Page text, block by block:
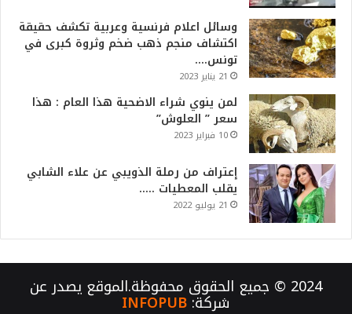
وسائل اعلام فرنسية وعربية تكشف حقيقة
اكتشاف منجم ذهب ضخم وثروة كبرى في
تونس….
21 يناير 2023
لمن ينوي شراء الاضحية هذا العام : هذا
سعر ” العلوش”
10 فبراير 2023
إعتراف من رملة الذويبي عن علاء الشابي
يقلب المعطيات …..
21 يوليو 2022
2024 © جميع الحقوق محفوظة.الموقع يصدر عن
شركة:INFOPUB